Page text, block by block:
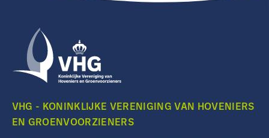
VHG - KONINKLIJKE VERENIGING VAN HOVENIERS
EN GROENVOORZIENERS